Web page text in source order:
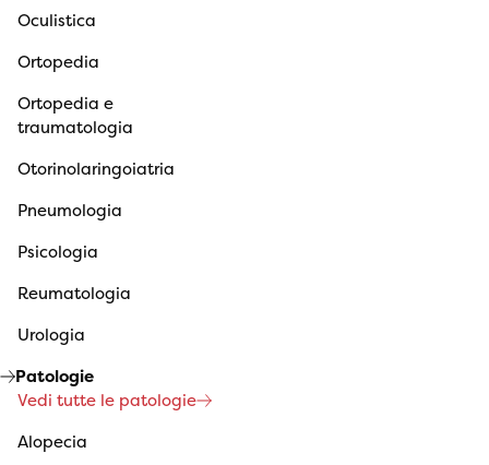
Oculistica
Ortopedia
Ortopedia e
traumatologia
Otorinolaringoiatria
Pneumologia
Psicologia
Reumatologia
Urologia
Patologie
Vedi tutte le patologie
Alopecia